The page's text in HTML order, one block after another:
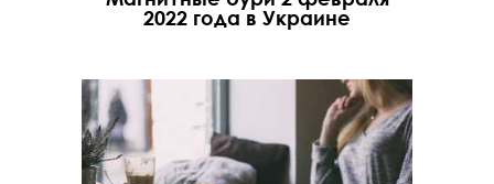
2022 года в Украине